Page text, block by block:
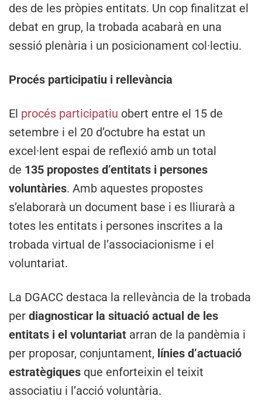
des de les pròpies entitats. Un cop finalitzat el
debat en grup, la trobada acabarà en una
sessió plenària i un posicionament col·lectiu.
Procés participatiu i rellevància
El procés participatiu obert entre el 15 de
setembre i el 20 d’octubre ha estat un
excel·lent espai de reflexió amb un total
de 135 propostes d’entitats i persones
voluntàries. Amb aquestes propostes
s’elaborarà un document base i es lliurarà a
totes les entitats i persones inscrites a la
trobada virtual de l’associacionisme i el
voluntariat.
La DGACC destaca la rellevància de la trobada
per diagnosticar la situació actual de les
entitats i el voluntariat arran de la pandèmia i
per proposar, conjuntament, línies d’actuació
estratègiques que enforteixin el teixit
associatiu i l’acció voluntària.